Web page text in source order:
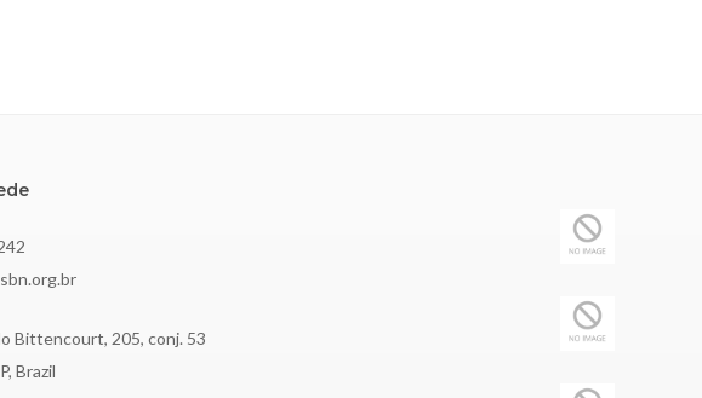
Bittencourt, 205, conj. 53
Brazil